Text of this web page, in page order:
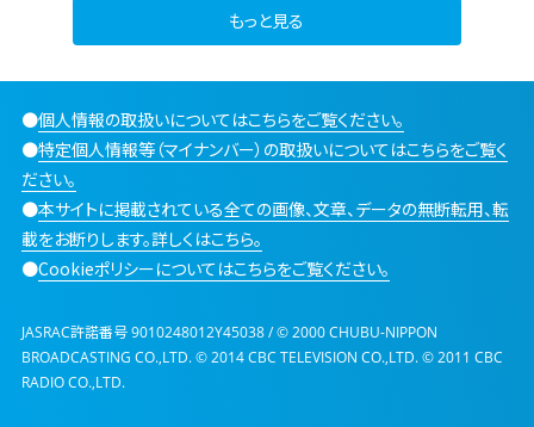
もっと見る
●個人情報の取扱いについてはこちらをご覧ください。
●特定個人情報等（マイナンバー）の取扱いについてはこちらをご覧く
ださい。
●本サイトに掲載されている全ての画像、文章、データの無断転用、転
載をお断りします。詳しくはこちら。
●Cookieポリシーについてはこちらをご覧ください。
JASRAC許諾番号 9010248012Y45038 / © 2000 CHUBU-NIPPON
BROADCASTING CO.,LTD. © 2014 CBC TELEVISION CO.,LTD. © 2011 CBC
RADIO CO.,LTD.